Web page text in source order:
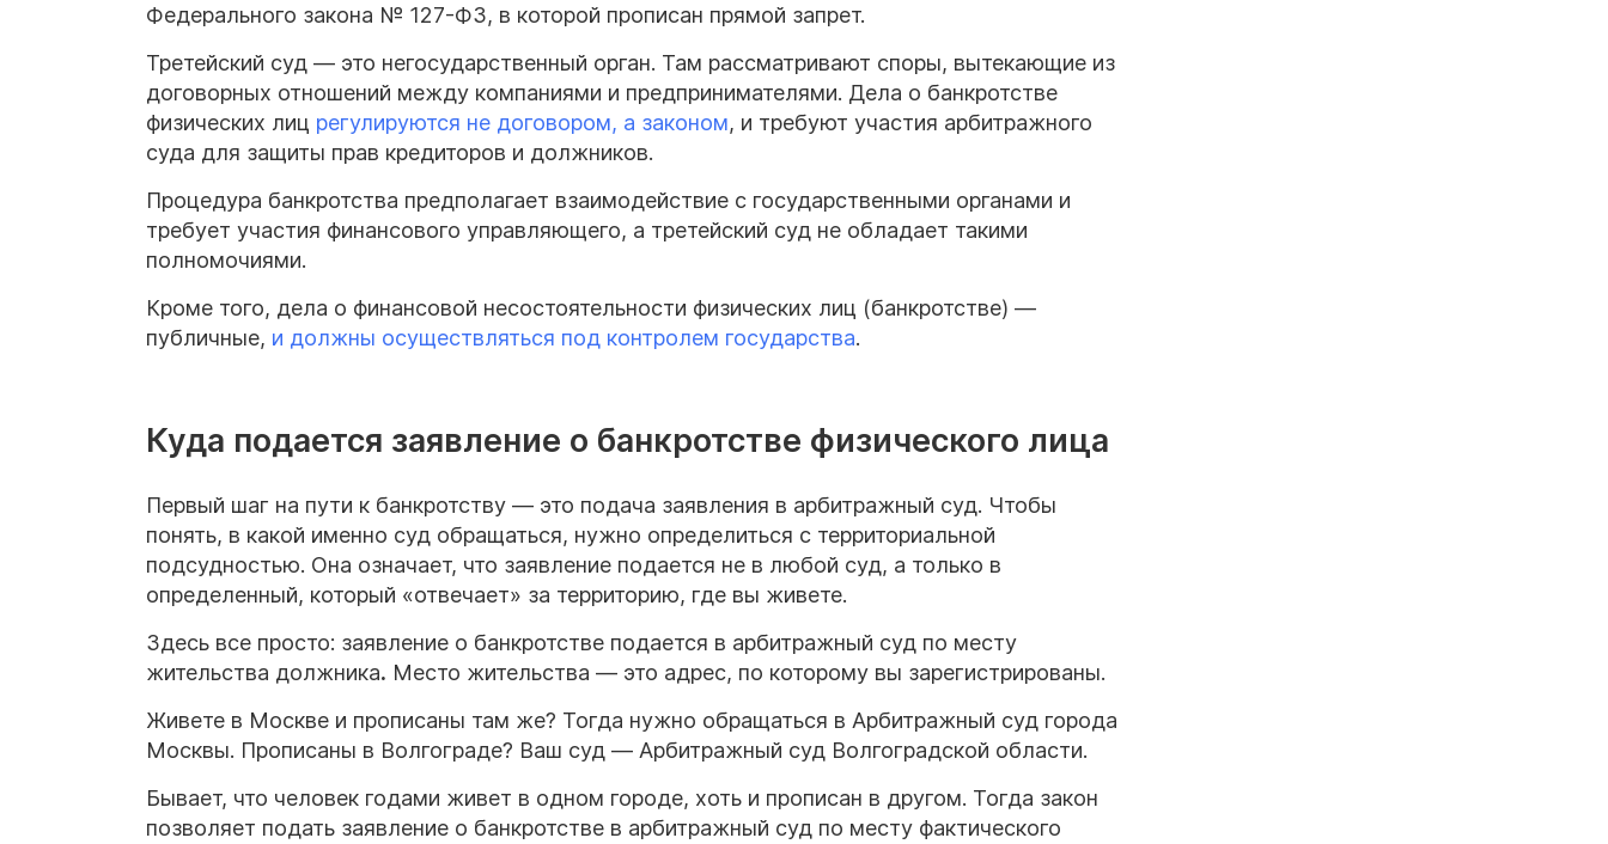
Федерального закона № 127-ФЗ, в которой прописан прямой запрет.
Третейский суд — это негосударственный орган. Там рассматривают споры, вытекающие из
договорных отношений между компаниями и предпринимателями. Дела о банкротстве
физических лиц регулируются не договором, а законом, и требуют участия арбитражного
суда для защиты прав кредиторов и должников.
Процедура банкротства предполагает взаимодействие с государственными органами и
требует участия финансового управляющего, а третейский суд не обладает такими
полномочиями.
Кроме того, дела о финансовой несостоятельности физических лиц (банкротстве) —
публичные, и должны осуществляться под контролем государства.
Куда подается заявление о банкротстве физического лица
Первый шаг на пути к банкротству — это подача заявления в арбитражный суд. Чтобы
понять, в какой именно суд обращаться, нужно определиться с территориальной
подсудностью. Она означает, что заявление подается не в любой суд, а только в
определенный, который «отвечает» за территорию, где вы живете.
Здесь все просто: заявление о банкротстве подается в арбитражный суд по месту
жительства должника. Место жительства — это адрес, по которому вы зарегистрированы.
Живете в Москве и прописаны там же? Тогда нужно обращаться в Арбитражный суд города
Москвы. Прописаны в Волгограде? Ваш суд — Арбитражный суд Волгоградской области.
Бывает, что человек годами живет в одном городе, хоть и прописан в другом. Тогда закон
позволяет подать заявление о банкротстве в арбитражный суд по месту фактического